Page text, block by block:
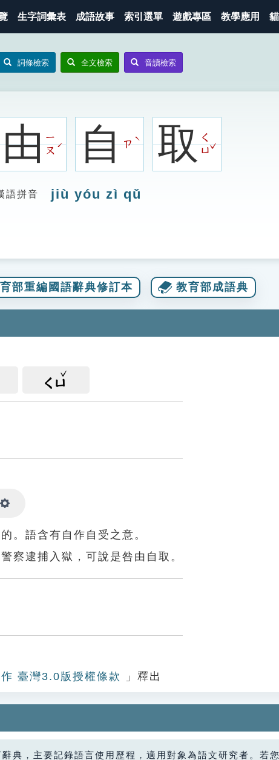
生字詞彙表 成語故事 索引選單 遊戲專區 教學應用
詞條檢索 全文檢索 音讀檢索
由ㄧ
ㄡ
ˊ 自ㄗ
ˋ 取ㄑ
ㄩ
ˇ
語拼音 jiù yóu zì qǔ
部重編國語辭典修訂本 教育部成語典
ㄑㄩ
。語含有自作自受之意。
察逮捕入獄，可說是咎由自取。
臺灣3.0版授權條款 」釋出
辭典，主要記錄語言使用歷程，適用對象為語文研究者。若